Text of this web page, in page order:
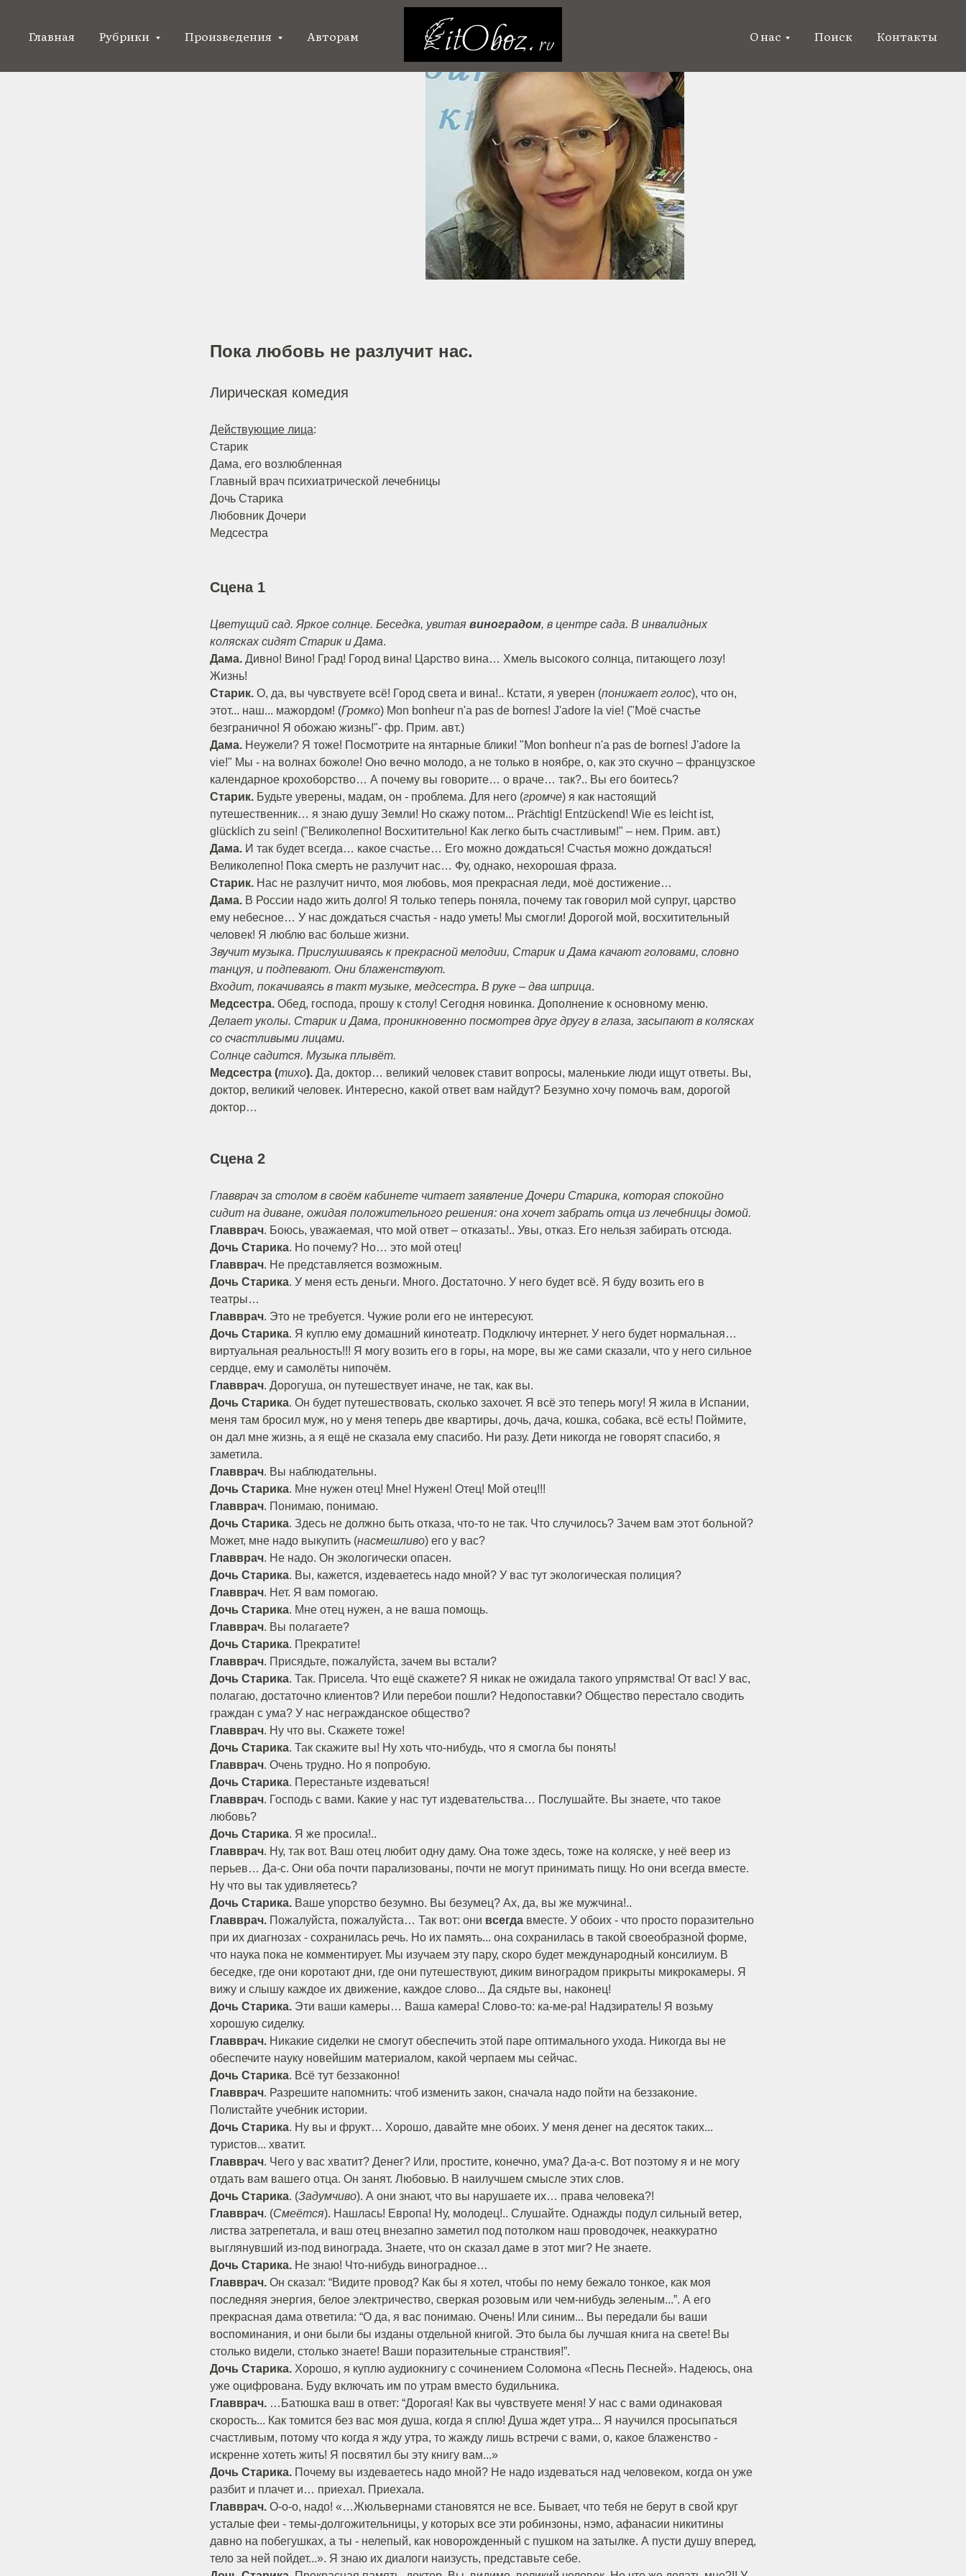
Главная Рубрики Произведения Авторам О нас Поиск Контакты
Пока любовь не разлучит нас.
Лирическая комедия
Действующие лица:
Старик
Дама, его возлюбленная
Главный врач психиатрической лечебницы
Дочь Старика
Любовник Дочери
Медсестра
Сцена 1
Цветущий сад. Яркое солнце. Беседка, увитая виноградом, в центре сада. В инвалидных
колясках сидят Старик и Дама.
Дама. Дивно! Вино! Град! Город вина! Царство вина… Хмель высокого солнца, питающего лозу!
Жизнь!
Старик. О, да, вы чувствуете всё! Город света и вина!.. Кстати, я уверен (понижает голос), что он,
этот... наш... мажордом! (Громко) Mon bonheur n'a pas de bornes! J'adore la vie! ("Моё счастье
безгранично! Я обожаю жизнь!"- фр. Прим. авт.)
Дама. Неужели? Я тоже! Посмотрите на янтарные блики! "Mon bonheur n'a pas de bornes! J'adore la
vie!" Мы - на волнах божоле! Оно вечно молодо, а не только в ноябре, о, как это скучно – французское
календарное крохоборство… А почему вы говорите… о враче… так?.. Вы его боитесь?
Старик. Будьте уверены, мадам, он - проблема. Для него (громче) я как настоящий
путешественник… я знаю душу Земли! Но скажу потом... Prächtig! Entzückend! Wie es leicht ist,
glücklich zu sein! ("Великолепно! Восхитительно! Как легко быть счастливым!" – нем. Прим. авт.)
Дама. И так будет всегда… какое счастье… Его можно дождаться! Счастья можно дождаться!
Великолепно! Пока смерть не разлучит нас… Фу, однако, нехорошая фраза.
Старик. Нас не разлучит ничто, моя любовь, моя прекрасная леди, моё достижение…
Дама. В России надо жить долго! Я только теперь поняла, почему так говорил мой супруг, царство
ему небесное… У нас дождаться счастья - надо уметь! Мы смогли! Дорогой мой, восхитительный
человек! Я люблю вас больше жизни.
Звучит музыка. Прислушиваясь к прекрасной мелодии, Старик и Дама качают головами, словно
танцуя, и подпевают. Они блаженствуют.
Входит, покачиваясь в такт музыке, медсестра. В руке – два шприца.
Медсестра. Обед, господа, прошу к столу! Сегодня новинка. Дополнение к основному меню.
Делает уколы. Старик и Дама, проникновенно посмотрев друг другу в глаза, засыпают в колясках
со счастливыми лицами.
Солнце садится. Музыка плывёт.
Медсестра (тихо). Да, доктор… великий человек ставит вопросы, маленькие люди ищут ответы. Вы,
доктор, великий человек. Интересно, какой ответ вам найдут? Безумно хочу помочь вам, дорогой
доктор…
Сцена 2
Главврач за столом в своём кабинете читает заявление Дочери Старика, которая спокойно
сидит на диване, ожидая положительного решения: она хочет забрать отца из лечебницы домой.
Главврач. Боюсь, уважаемая, что мой ответ – отказать!.. Увы, отказ. Его нельзя забирать отсюда.
Дочь Старика. Но почему? Но… это мой отец!
Главврач. Не представляется возможным.
Дочь Старика. У меня есть деньги. Много. Достаточно. У него будет всё. Я буду возить его в
театры…
Главврач. Это не требуется. Чужие роли его не интересуют.
Дочь Старика. Я куплю ему домашний кинотеатр. Подключу интернет. У него будет нормальная…
виртуальная реальность!!! Я могу возить его в горы, на море, вы же сами сказали, что у него сильное
сердце, ему и самолёты нипочём.
Главврач. Дорогуша, он путешествует иначе, не так, как вы.
Дочь Старика. Он будет путешествовать, сколько захочет. Я всё это теперь могу! Я жила в Испании,
меня там бросил муж, но у меня теперь две квартиры, дочь, дача, кошка, собака, всё есть! Поймите,
он дал мне жизнь, а я ещё не сказала ему спасибо. Ни разу. Дети никогда не говорят спасибо, я
заметила.
Главврач. Вы наблюдательны.
Дочь Старика. Мне нужен отец! Мне! Нужен! Отец! Мой отец!!!
Главврач. Понимаю, понимаю.
Дочь Старика. Здесь не должно быть отказа, что-то не так. Что случилось? Зачем вам этот больной?
Может, мне надо выкупить (насмешливо) его у вас?
Главврач. Не надо. Он экологически опасен.
Дочь Старика. Вы, кажется, издеваетесь надо мной? У вас тут экологическая полиция?
Главврач. Нет. Я вам помогаю.
Дочь Старика. Мне отец нужен, а не ваша помощь.
Главврач. Вы полагаете?
Дочь Старика. Прекратите!
Главврач. Присядьте, пожалуйста, зачем вы встали?
Дочь Старика. Так. Присела. Что ещё скажете? Я никак не ожидала такого упрямства! От вас! У вас,
полагаю, достаточно клиентов? Или перебои пошли? Недопоставки? Общество перестало сводить
граждан с ума? У нас негражданское общество?
Главврач. Ну что вы. Скажете тоже!
Дочь Старика. Так скажите вы! Ну хоть что-нибудь, что я смогла бы понять!
Главврач. Очень трудно. Но я попробую.
Дочь Старика. Перестаньте издеваться!
Главврач. Господь с вами. Какие у нас тут издевательства… Послушайте. Вы знаете, что такое
любовь?
Дочь Старика. Я же просила!..
Главврач. Ну, так вот. Ваш отец любит одну даму. Она тоже здесь, тоже на коляске, у неё веер из
перьев… Да-с. Они оба почти парализованы, почти не могут принимать пищу. Но они всегда вместе.
Ну что вы так удивляетесь?
Дочь Старика. Ваше упорство безумно. Вы безумец? Ах, да, вы же мужчина!..
Главврач. Пожалуйста, пожалуйста… Так вот: они всегда вместе. У обоих - что просто поразительно
при их диагнозах - сохранилась речь. Но их память... она сохранилась в такой своеобразной форме,
что наука пока не комментирует. Мы изучаем эту пару, скоро будет международный консилиум. В
беседке, где они коротают дни, где они путешествуют, диким виноградом прикрыты микрокамеры. Я
вижу и слышу каждое их движение, каждое слово... Да сядьте вы, наконец!
Дочь Старика. Эти ваши камеры… Ваша камера! Слово-то: ка-ме-ра! Надзиратель! Я возьму
хорошую сиделку.
Главврач. Никакие сиделки не смогут обеспечить этой паре оптимального ухода. Никогда вы не
обеспечите науку новейшим материалом, какой черпаем мы сейчас.
Дочь Старика. Всё тут беззаконно!
Главврач. Разрешите напомнить: чтоб изменить закон, сначала надо пойти на беззаконие.
Полистайте учебник истории.
Дочь Старика. Ну вы и фрукт… Хорошо, давайте мне обоих. У меня денег на десяток таких...
туристов... хватит.
Главврач. Чего у вас хватит? Денег? Или, простите, конечно, ума? Да-а-с. Вот поэтому я и не могу
отдать вам вашего отца. Он занят. Любовью. В наилучшем смысле этих слов.
Дочь Старика. (Задумчиво). А они знают, что вы нарушаете их… права человека?!
Главврач. (Смеётся). Нашлась! Европа! Ну, молодец!.. Слушайте. Однажды подул сильный ветер,
листва затрепетала, и ваш отец внезапно заметил под потолком наш проводочек, неаккуратно
выглянувший из-под винограда. Знаете, что он сказал даме в этот миг? Не знаете.
Дочь Старика. Не знаю! Что-нибудь виноградное…
Главврач. Он сказал: “Видите провод? Как бы я хотел, чтобы по нему бежало тонкое, как моя
последняя энергия, белое электричество, сверкая розовым или чем-нибудь зеленым...”. А его
прекрасная дама ответила: “О да, я вас понимаю. Очень! Или синим... Вы передали бы ваши
воспоминания, и они были бы изданы отдельной книгой. Это была бы лучшая книга на свете! Вы
столько видели, столько знаете! Ваши поразительные странствия!”.
Дочь Старика. Хорошо, я куплю аудиокнигу с сочинением Соломона «Песнь Песней». Надеюсь, она
уже оцифрована. Буду включать им по утрам вместо будильника.
Главврач. …Батюшка ваш в ответ: “Дорогая! Как вы чувствуете меня! У нас с вами одинаковая
скорость... Как томится без вас моя душа, когда я сплю! Душа ждет утра... Я научился просыпаться
счастливым, потому что когда я жду утра, то жажду лишь встречи с вами, о, какое блаженство -
искренне хотеть жить! Я посвятил бы эту книгу вам...»
Дочь Старика. Почему вы издеваетесь надо мной? Не надо издеваться над человеком, когда он уже
разбит и плачет и… приехал. Приехала.
Главврач. О-о-о, надо! «…Жюльвернами становятся не все. Бывает, что тебя не берут в свой круг
усталые феи - темы-долгожительницы, у которых все эти робинзоны, нэмо, афанасии никитины
давно на побегушках, а ты - нелепый, как новорожденный с пушком на затылке. А пусти душу вперед,
тело за ней пойдет...». Я знаю их диалоги наизусть, представьте себе.